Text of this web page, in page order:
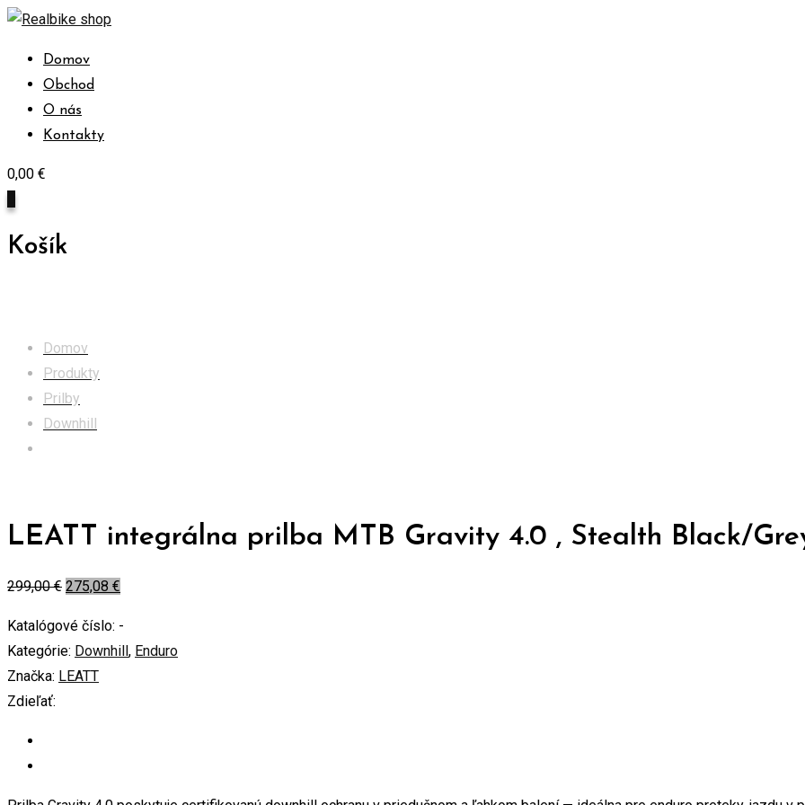
Skip
contentDomov
Obchod
O nás
Kontakty
0,00 €
Košík
Domov
Produkty
Prilby
Downhill
LEATT integrálna prilba MTB Gravity 4.0 , Stealth Black/
299,00€ 275,08 €
Katalógové číslo: -
Kategórie: Downhill, Enduro
Značka: LEATT
Zdieľať: